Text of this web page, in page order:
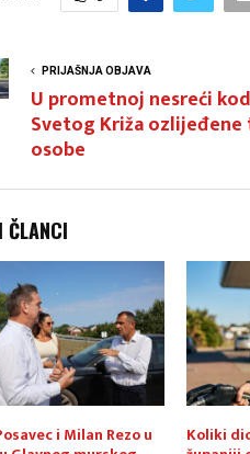
PRIJAŠNJA OBJAVA
U prometnoj nesreći kod
Svetog Križa
osobe
ČLANCI
i Milan Rezo u Koliki